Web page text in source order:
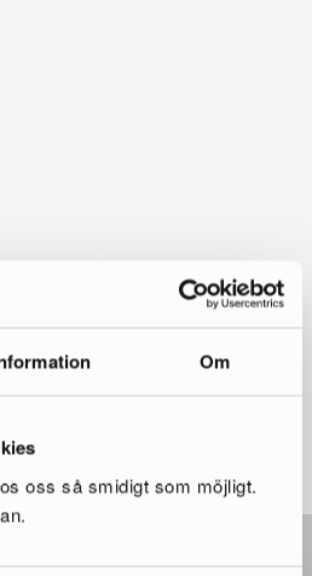
Om
oss så smidigt som möjligt.